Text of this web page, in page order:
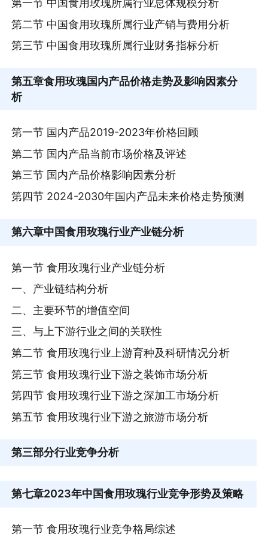
第一节 中国食用玫瑰所属行业总体规模分析
第二节 中国食用玫瑰所属行业产销与费用分析
第三节 中国食用玫瑰所属行业财务指标分析
第五章食用玫瑰国内产品价格走势及影响因素分
析
第一节 国内产品2019-2023年价格回顾
第二节 国内产品当前市场价格及评述
第三节 国内产品价格影响因素分析
第四节 2024-2030年国内产品未来价格走势预测
第六章中国食用玫瑰行业产业链分析
第一节 食用玫瑰行业产业链分析
一、产业链结构分析
二、主要环节的增值空间
三、与上下游行业之间的关联性
第二节 食用玫瑰行业上游育种及科研情况分析
第三节 食用玫瑰行业下游之装饰市场分析
第四节 食用玫瑰行业下游之深加工市场分析
第五节 食用玫瑰行业下游之旅游市场分析
第三部分行业竞争分析
第七章2023年中国食用玫瑰行业竞争形势及策略
第一节 食用玫瑰行业竞争格局综述